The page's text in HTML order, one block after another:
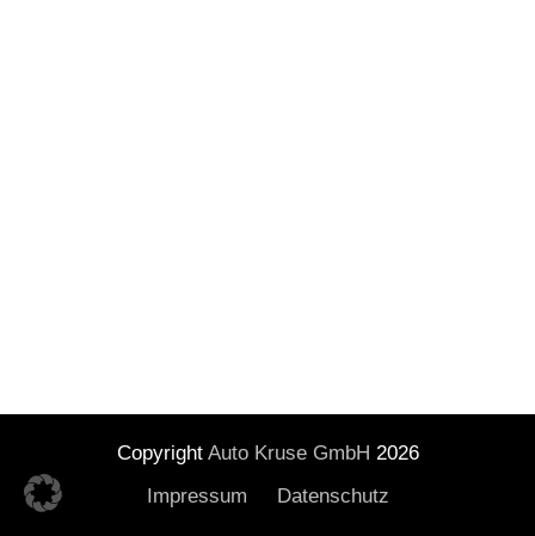
Copyright Auto Kruse GmbH 2026
Impressum
Datenschutz